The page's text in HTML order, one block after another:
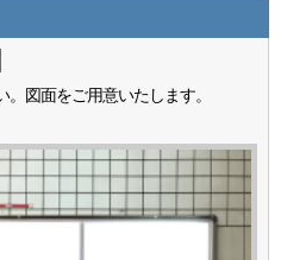
ご
新の空き状況や詳細情報は駅看
ださい。
図面をご用意いたします。